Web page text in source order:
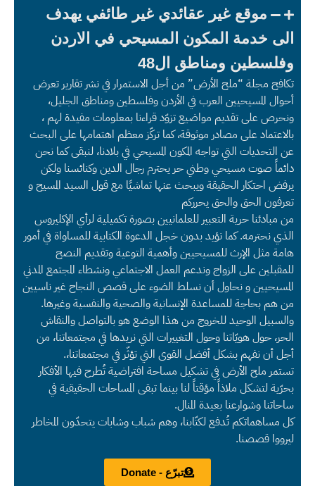
موقع غير عقائدي غير طائفي يهدف
الى خدمة المكون المسيحي في الاردن
وفلسطين ومناطق ال48
تكافح مجلة “ملح الأرض” من أجل الاستمرار في نشر تقارير تعرض
أحوال المسيحيين العرب في الأردن وفلسطين ومناطق الجليل،
ونحرص على تقديم مواضيع تزوّد قراءنا بمعلومات مفيدة لهم ،
بالاعتماد على مصادر موثوقة، كما تركّز معظم اهتمامها على البحث
عن التحديات التي تواجه المكون المسيحي في بلادنا، لنبقى كما نحن
دائماً صوت مسيحي وطني حر يحترم رجال الدين وكنائسنا ولكن
يرفض احتكار الحقيقة ويبحث عنها تماشيًا مع قول السيد المسيح و
تعرفون الحق والحق يحرركم
من مبادئنا حرية التعبير للعلمانيين بصورة تكميلية لرأي الإكليروس
الذي نحترمه. كما نؤيد بدون خجل الدعوة الكتابية للمساواة في أمور
هامة مثل الإرث للمسيحيين وأهمية التوعية وتقديم النصح
للمقبلين على الزواج وندعم العمل الاجتماعي ونشطاء المجتمع المدني
المسيحيين و نحاول أن نسلط الضوء على قصص النجاح غير ناسيين
من هم بحاجة للمساعدة الإنسانية والصحية والنفسية وغيرها.
والسبيل الوحيد للخروج من هذا الوضع هو بالتواصل والنقاش
الحر، حول هويّاتنا وحول التغييرات التي نريدها في مجتمعاتنا، من
أجل أن نفهم بشكل أفضل القوى التي تؤثّر في مجتمعاتنا،.
تستمر ملح الأرض في تشكيل مساحة افتراضية تُطرح فيها الأفكار
بحرّية لتشكل ملاذاً مؤقتاً لنا بينما تبقى المساحات الحقيقية في
ساحاتنا وشوارعنا بعيدة المنال.
كل مساهماتكم تُدفع لكتّابنا، وهم شباب وشابات يتحدّون المخاطر
ليرووا قصصنا.
تبرّع - Donate